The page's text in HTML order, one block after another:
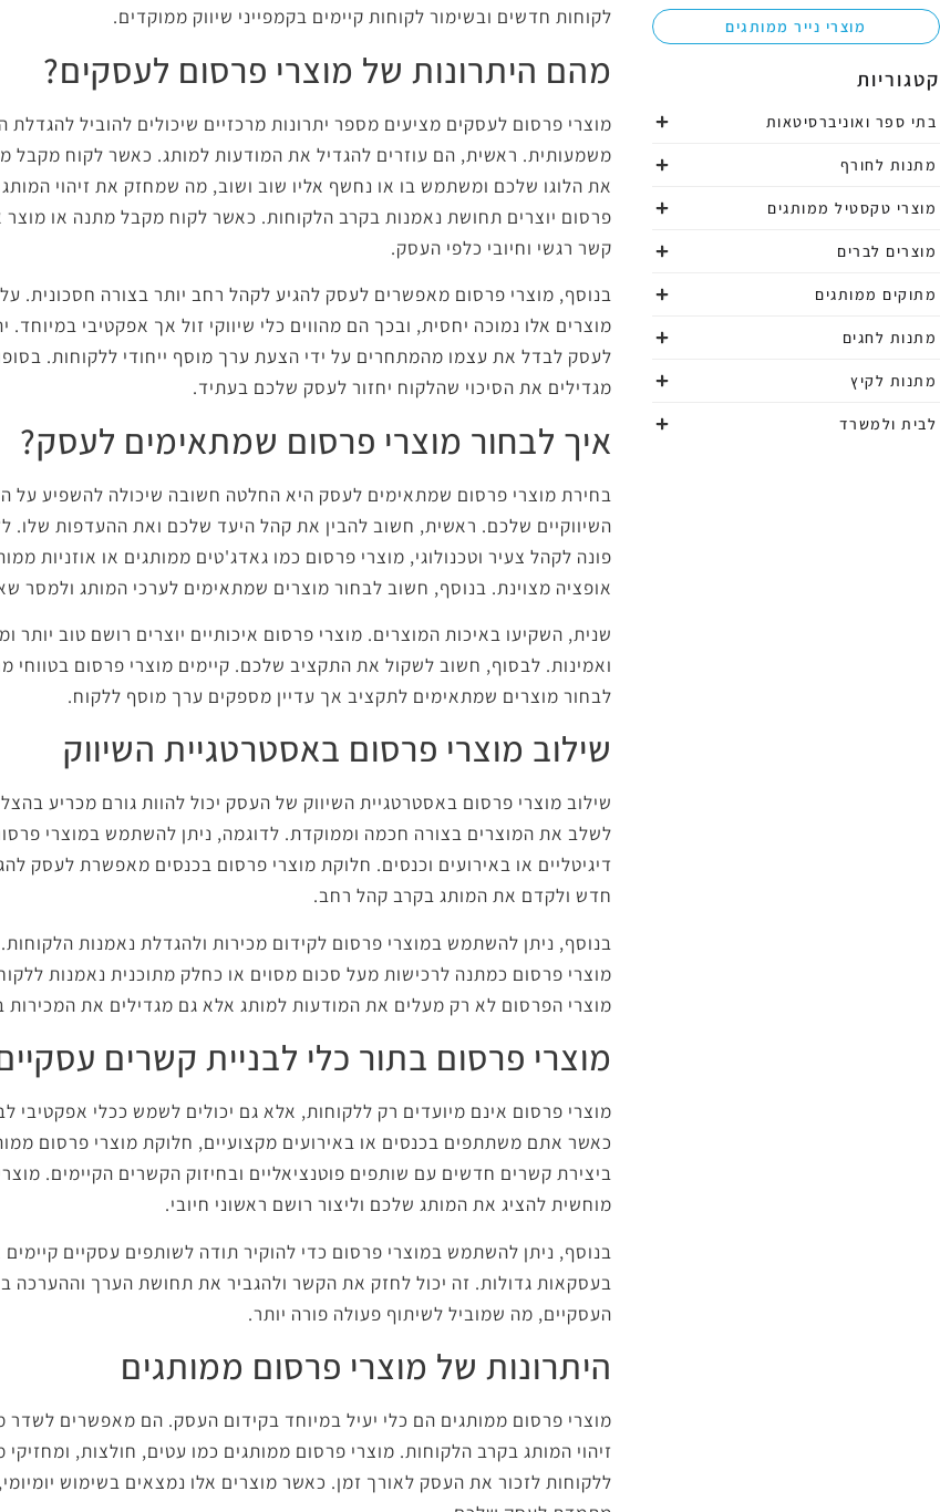
מוצרי נייר ממותגים
קטגוריות
בתי ספר ואוניברסיטאות
מתנות לחורף
מוצרי טקסטיל ממותגים
מוצרים לברים
מתוקים ממותגים
מתנות לחגים
מתנות לקיץ
לבית ולמשרד
לקוחות חדשים ובשימור לקוחות קיימים בקמפייני שיווק ממוקדים.
מהם היתרונות של מוצרי פרסום לעסקים?
מוצרי פרסום לעסקים מציעים מספר יתרונות מרכזיים שיכולים להוביל להגדלת
משמעותית. ראשית, הם עוזרים להגדיל את המודעות למותג. כאשר לקוח מקבל
את הלוגו שלכם ומשתמש בו או נחשף אליו שוב ושוב, מה שמחזק את זיהוי
פרסום יוצרים תחושת נאמנות בקרב הלקוחות. כאשר לקוח מקבל מתנה או מוצר
קשר רגשי וחיובי כלפי העסק.
בנוסף, מוצרי פרסום מאפשרים לעסק להגיע לקהל רחב יותר בצורה חסכונית.
מוצרים אלו נמוכה יחסית, ובכך הם מהווים כלי שיווקי זול אך אפקטיבי
לעסק לבדל את עצמו מהמתחרים על ידי הצעת ערך מוסף ייחודי ללקוחות.
מגדילים את הסיכוי שהלקוח יחזור לעסק שלכם בעתיד.
איך לבחור מוצרי פרסום שמתאימים לעסק?
בחירת מוצרי פרסום שמתאימים לעסק היא החלטה חשובה שיכולה להשפיע על
השיווקיים שלכם. ראשית, חשוב להבין את קהל היעד שלכם ואת ההעדפות
פונה לקהל צעיר וטכנולוגי, מוצרי פרסום כמו גאדג'טים ממותגים או אוזניות
אופציה מצוינת. בנוסף, חשוב לבחור מוצרים שמתאימים לערכי המותג ולמסר
שנית, השקיעו באיכות המוצרים. מוצרי פרסום איכותיים יוצרים רושם טוב יותר
ואמינות. לבסוף, חשוב לשקול את התקציב שלכם. קיימים מוצרי פרסום בטווחי
לבחור מוצרים שמתאימים לתקציב אך עדיין מספקים ערך מוסף ללקוח.
שילוב מוצרי פרסום באסטרטגיית השיווק
שילוב מוצרי פרסום באסטרטגיית השיווק של העסק יכול להוות גורם מכריע
לשלב את המוצרים בצורה חכמה וממוקדת. לדוגמה, ניתן להשתמש במוצרי
דיגיטליים או באירועים וכנסים. חלוקת מוצרי פרסום בכנסים מאפשרת לעסק
חדש ולקדם את המותג בקרב קהל רחב.
בנוסף, ניתן להשתמש במוצרי פרסום לקידום מכירות ולהגדלת נאמנות
מוצרי פרסום כמתנה לרכישות מעל סכום מסוים או כחלק מתוכנית נאמנות
מוצרי הפרסום לא רק מעלים את המודעות למותג אלא גם מגדילים את המכירות
מוצרי פרסום בתור כלי לבניית קשרים
מוצרי פרסום אינם מיועדים רק ללקוחות, אלא גם יכולים לשמש ככלי אפקטיבי
כאשר אתם משתתפים בכנסים או באירועים מקצועיים, חלוקת מוצרי פרסום
ביצירת קשרים חדשים עם שותפים פוטנציאליים ובחיזוק הקשרים הקיימים.
מוחשית להציג את המותג שלכם וליצור רושם ראשוני חיובי.
בנוסף, ניתן להשתמש במוצרי פרסום כדי להוקיר תודה לשותפים עסקיים
בעסקאות גדולות. זה יכול לחזק את הקשר ולהגביר את תחושת הערך וההערכה
העסקיים, מה שמוביל לשיתוף פעולה פורה יותר.
היתרונות של מוצרי פרסום ממותגים
מוצרי פרסום ממותגים הם כלי יעיל במיוחד בקידום העסק. הם מאפשרים לשדר
זיהוי המותג בקרב הלקוחות. מוצרי פרסום ממותגים כמו עטים, חולצות,
ללקוחות לזכור את העסק לאורך זמן. כאשר מוצרים אלו נמצאים בשימוש